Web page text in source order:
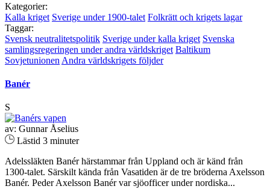
Kategorier:
Kalla kriget Sverige under 1900-talet Folkrätt och krigets lagar
Taggar:
Svensk neutralitetspolitik Sverige under kalla kriget Svenska
samlingsregeringen under andra världskriget Baltikum
Sovjetunionen Andra världskrigets följder
Banér
S
av: Gunnar Åselius
Lästid 3 minuter
Adelssläkten Banér härstammar från Uppland och är känd från
1300-talet. Särskilt kända från Vasatiden är de tre bröderna Axelsson
Banér. Peder Axelsson Banér var sjöofficer under nordiska...